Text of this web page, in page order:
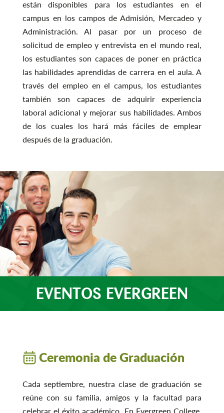
están disponibles para los estudiantes en el
campus en los campos de Admisión, Mercadeo y
Administración. Al pasar por un proceso de
solicitud de empleo y entrevista en el mundo real,
los estudiantes son capaces de poner en práctica
las habilidades aprendidas de carrera en el aula. A
través del empleo en el campus, los estudiantes
también son capaces de adquirir experiencia
laboral adicional y mejorar sus habilidades. Ambos
de los cuales los hará más fáciles de emplear
después de la graduación.
EVENTOS EVERGREEN
Ceremonia de Graduación
Cada septiembre, nuestra clase de graduación se
reúne con su familia, amigos y la facultad para
celebrar el éxito académico. En Evergreen College,